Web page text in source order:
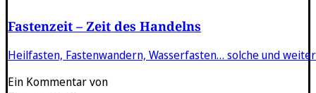
Fastenzeit – Zeit des Handelns
Heilfasten, Fastenwandern, Wasserfasten… solche und
Ein Kommentar von